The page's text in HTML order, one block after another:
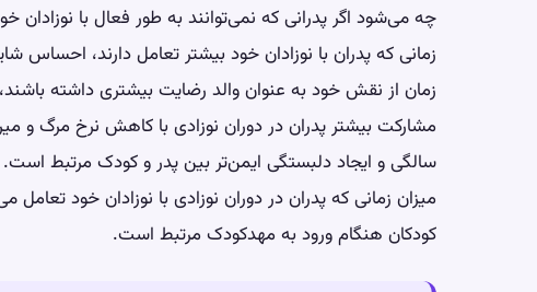
چه می‌شود اگر پدرانی که نمی‌توانند به طور فعال با نوزادان
زمانی که پدران با نوزادان خود بیشتر تعامل دارند،
زمان از نقش خود به عنوان والد رضایت بیشتری داشته
مشارکت بیشتر پدران در دوران نوزادی با کاهش نرخ مرگ
سالگی و ایجاد دلبستگی ایمن‌تر بین پدر و کودک مرتبط است.
میزان زمانی که پدران در دوران نوزادی با نوزادان خود
کودکان هنگام ورود به مهدکودک مرتبط است.